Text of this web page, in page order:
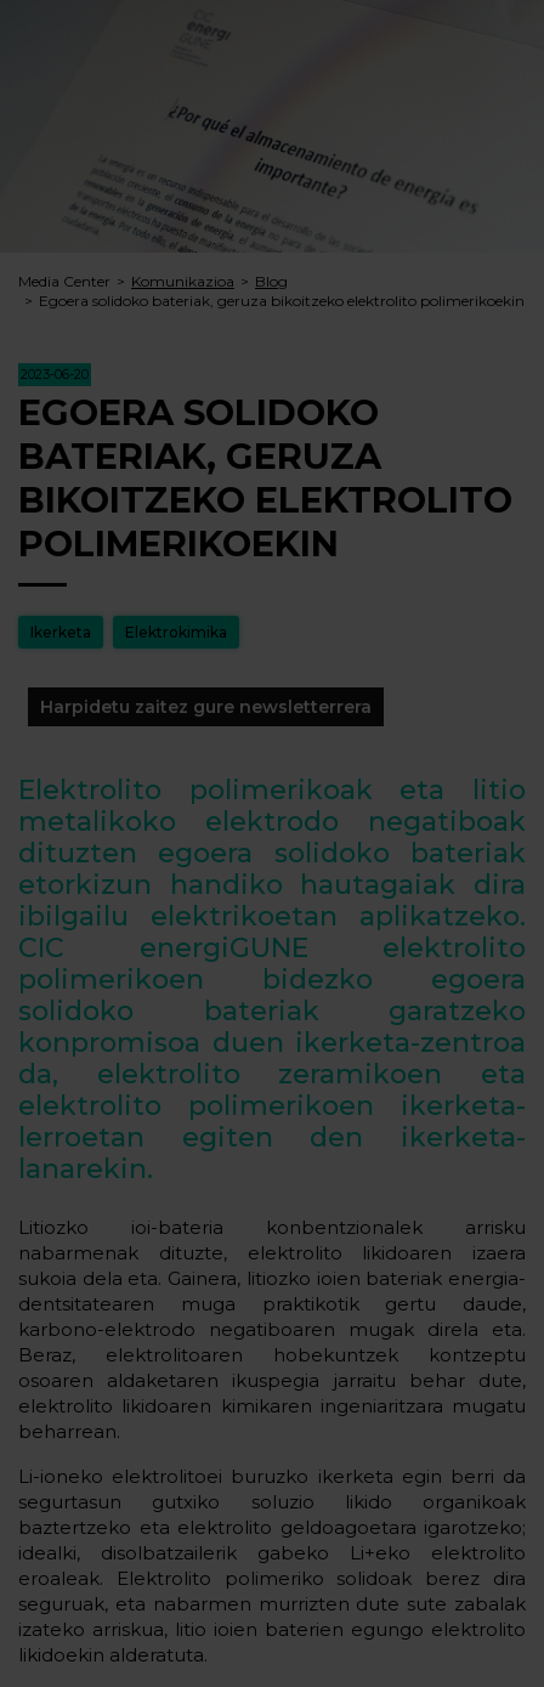
Media Center Komunikazioa
Blog
Egoera solidoko bateriak, geruza bikoitzeko elektrolito polimerikoekin
2023-06-20
EGOERA SOLIDOKO
BATERIAK, GERUZA
BIKOITZEKO ELEKTROLITO
POLIMERIKOEKIN
Ikerketa Elektrokimika
Harpidetu zaitez gure newsletterrera
Elektrolito polimerikoak eta litio
metalikoko elektrodo negatiboak
dituzten egoera solidoko bateriak
etorkizun handiko hautagaiak dira
ibilgailu elektrikoetan aplikatzeko.
CIC energiGUNE elektrolito
polimerikoen bidezko egoera
solidoko bateriak garatzeko
konpromisoa duen ikerketa-zentroa
da, elektrolito zeramikoen eta
elektrolito polimerikoen ikerketa-
lerroetan egiten den ikerketa-
lanarekin.
Litiozko ioi-bateria konbentzionalek arrisku
nabarmenak dituzte, elektrolito likidoaren izaera
sukoia dela eta. Gainera, litiozko ioien bateriak energia-
dentsitatearen muga praktikotik gertu daude,
karbono-elektrodo negatiboaren mugak direla eta.
Beraz, elektrolitoaren hobekuntzek kontzeptu
osoaren aldaketaren ikuspegia jarraitu behar dute,
elektrolito likidoaren kimikaren ingeniaritzara mugatu
beharrean.
Li-ioneko elektrolitoei buruzko ikerketa egin berri da
segurtasun gutxiko soluzio likido organikoak
baztertzeko eta elektrolito geldoagoetara igarotzeko;
idealki, disolbatzailerik gabeko Li+eko elektrolito
eroaleak. Elektrolito polimeriko solidoak berez dira
seguruak, eta nabarmen murrizten dute sute zabalak
izateko arriskua, litio ioien baterien egungo elektrolito
likidoekin alderatuta.